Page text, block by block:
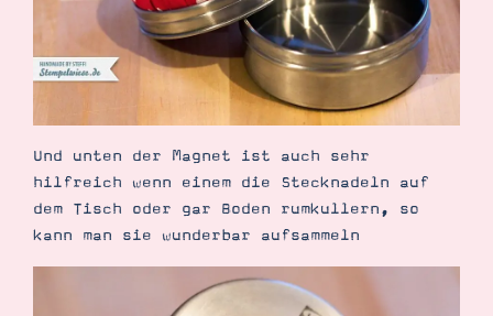
Und unten der Magnet ist auch sehr
hilfreich wenn einem die Stecknadeln auf
dem Tisch oder gar Boden rumkullern, so
kann man sie wunderbar aufsammeln